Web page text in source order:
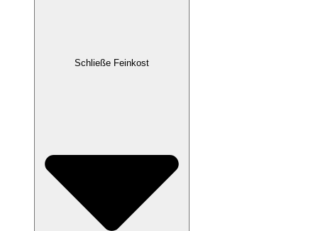
Schließe Feinkost